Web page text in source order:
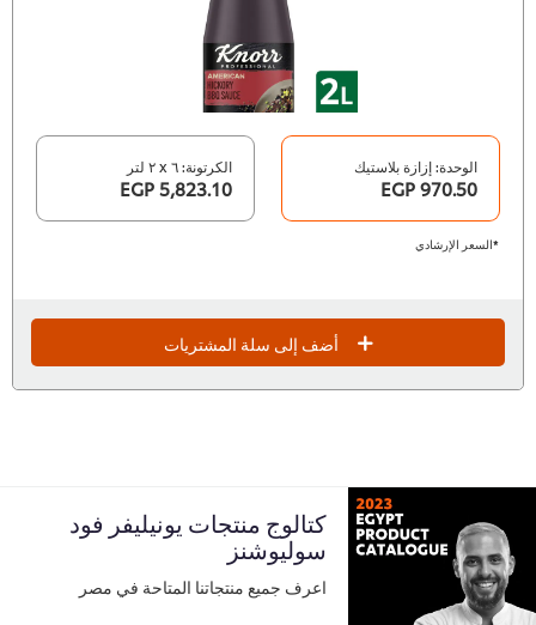
الوحدة: إزازة بلاستيك
970.50 EGP
الكرتونة: ٦ x ٢ لتر
5,823.10 EGP
*السعر الإرشادي
أضف إلى سلة المشتريات
كتالوج منتجات يونيليفر فود
سوليوشنز
اعرف جميع منتجاتنا المتاحة في مصر